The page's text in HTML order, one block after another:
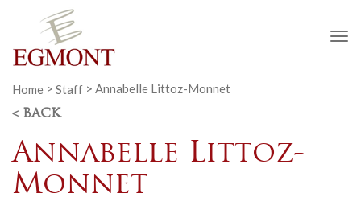
Home > Staff > Annabelle Littoz-Monnet
< BACK
Annabelle Littoz-
Monnet